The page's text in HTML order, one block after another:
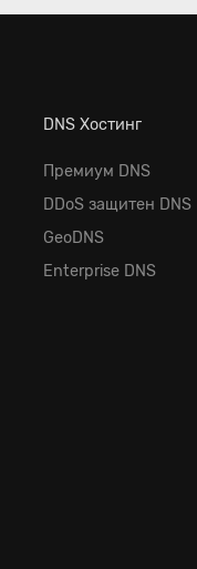
DNS Хостинг
Премиум DNS
DDoS защитен DNS
GeoDNS
Enterprise DNS